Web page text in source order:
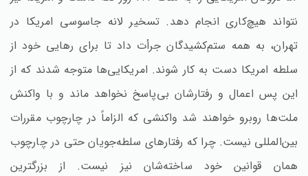
نتواند هیچ‌کاری انجام دهد. تسخیر لانه جاسوسی امریکا در
تهران‌، به همه ستم‌کشیدگان جرأت داد تا برای رهایی خود از
سلطه امریکا دست به کار شوند. امریکایی‌ها متوجه شدند که از
این پس اعمال و رفتارشان بی‌پاسخ نخواهد ماند و با واکنش
ملت‌ها روبرو خواهند شد واکنشی که الزاماً در چارچوب مقررات
بین‌المللی نیست‌. چرا که رفتارهای سلطه‌جویان حتی در چارچوب
همان قوانین خود ساخته‌شان نیز نیست‌. از بزرگترین